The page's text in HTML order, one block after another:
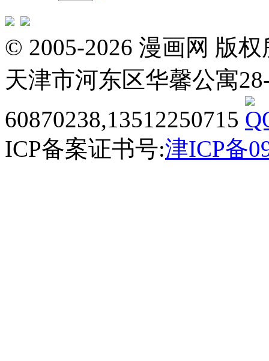
© 2005-2026 漫画网 版
天津市河东区华馨公寓
60870238,13512250715
ICP备案证书号:津ICP备